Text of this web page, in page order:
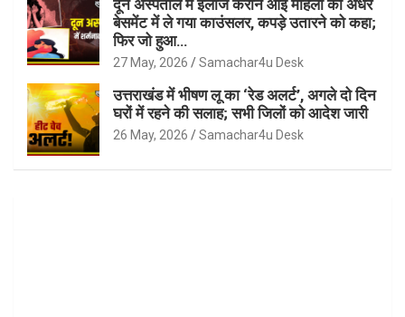
दून अस्पताल में इलाज कराने आई महिला को अंधेरे
बेसमेंट में ले गया काउंसलर, कपड़े उतारने को कहा;
फिर जो हुआ…
27 May, 2026 Samachar4u Desk
उत्तराखंड में भीषण लू का ‘रेड अलर्ट’, अगले दो दिन
घरों में रहने की सलाह; सभी जिलों को आदेश जारी
26 May, 2026 Samachar4u Desk